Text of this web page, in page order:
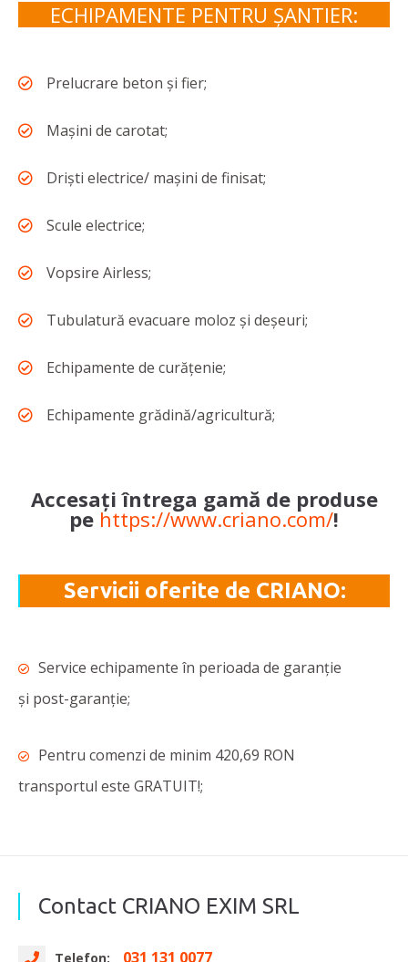
ECHIPAMENTE PENTRU ȘANTIER:
Prelucrare beton și fier;
Mașini de carotat;
Driști electrice/ mașini de finisat;
Scule electrice;
Vopsire Airless;
Tubulatură evacuare moloz și deșeuri;
Echipamente de curățenie;
Echipamente grădină/agricultură;
Accesați întrega gamă de produse
pe https://www.criano.com/!
Servicii oferite de CRIANO:
Service echipamente în perioada de garanție
și post-garanție;
Pentru comenzi de minim 420,69 RON
transportul este GRATUIT!;
Contact CRIANO EXIM SRL
Telefon: 031 131 0077